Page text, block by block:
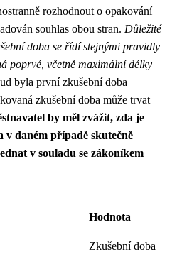
rozhodnout o opakování
souhlas obou stran. Důležité
doba se řídí stejnými pravidly
poprvé, včetně maximální délky
byla první zkušební doba
zkušební doba může trvat
by měl zvážit, zda je
v daném případě skutečně
v souladu se zákoníkem
Hodnota
Zkušební doba